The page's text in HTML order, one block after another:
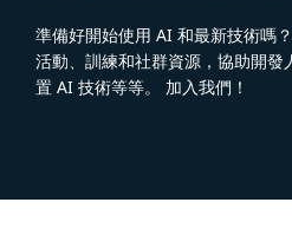
準備好開始使用 AI 和最新技術嗎
活動、訓練和社群資源，協助開發
置 AI 技術等等。 加入我們！